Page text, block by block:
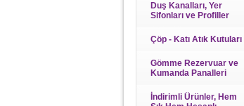
Duş Kanalları, Yer
Sifonları ve Profiller
Çöp - Katı Atık Kutuları
Gömme Rezervuar ve
Kumanda Panalleri
İndirimli Ürünler, Hem